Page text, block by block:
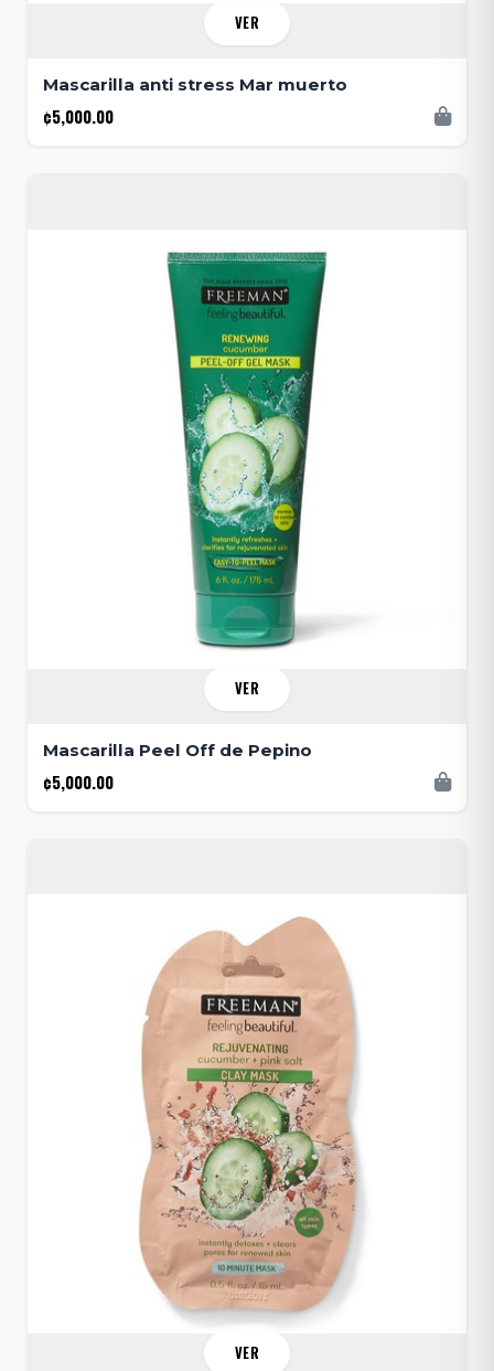
VER
Mascarilla anti stress Mar muerto
¢5,000.00
VER
Mascarilla Peel Off de Pepino
¢5,000.00
VER